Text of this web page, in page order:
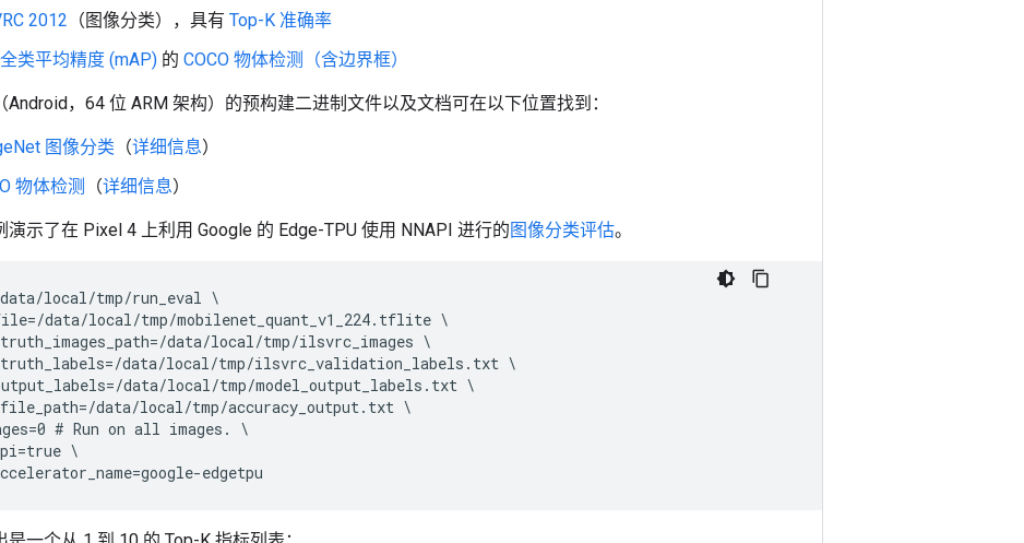
2012 （图像分类），具有 Top-K 准确率
全类平均精度 (mAP) 的 COCO 物体检测（含边界框）
Android，64 位 ARM 架构）的预构建二进制文件以及文档可在以下位置找到：
图像分类 （详细信息）
物体检测
（详细信息）
演示了在 Pixel 4 上利用 Google 的 Edge-TPU 使用 NNAPI 进行的图像分类评估。
local/tmp/run_eval \
data/local/tmp/mobilenet_quant_v1_224.tflite \
data/local/tmp/ilsvrc_images \
data/local/tmp/ilsvrc_validation_labels.txt \
data/local/tmp/model_output_labels.txt \
data/local/tmp/accuracy_output.txt \
# Run on all images. \
\